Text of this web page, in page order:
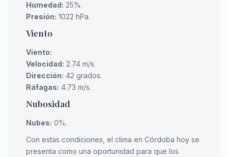
Humedad: 25%.
Presión: 1022 hPa.
Viento
Viento:
Velocidad: 2.74 m/s.
Dirección: 42 grados.
Ráfagas: 4.73 m/s.
Nubosidad
Nubes: 0%.
Con estas condiciones, el clima en Córdoba hoy se
presenta como una oportunidad para que los